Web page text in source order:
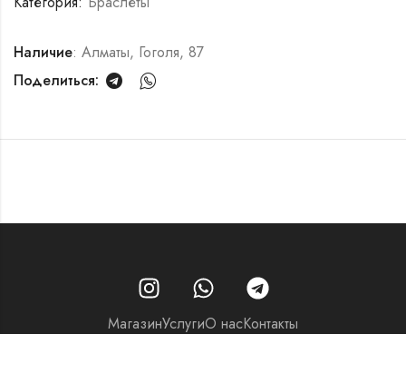
Наличие: Алматы, Гоголя, 87
Поделиться:
МагазинУслугиО насКонтакты